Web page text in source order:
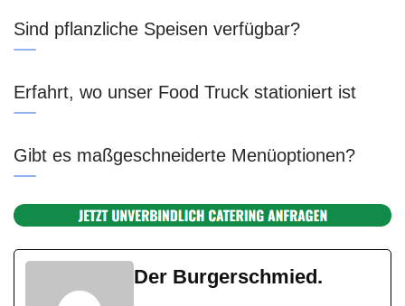
Sind pflanzliche Speisen verfügbar?
Erfahrt, wo unser Food Truck stationiert ist
Gibt es maßgeschneiderte Menüoptionen?
Der Burgerschmied.